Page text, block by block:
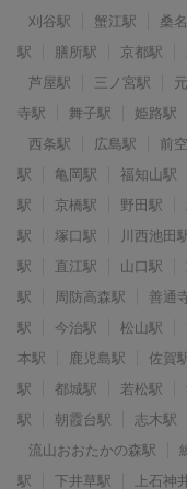
刈谷駅
蟹江駅 桑
駅
膳所駅 京都駅
芦屋駅
三ノ宮駅
寺駅
舞子駅 姫路駅
西条駅
広島駅 前
駅
亀岡駅 福知山駅
駅
京橋駅 野田駅
駅
塚口駅 川西池田
駅
直江駅 山口駅
駅
周防高森駅 善通
駅
今治駅 松山駅
本駅
鹿児島駅 佐賀
駅
都城駅 若松駅
駅
朝霞台駅 志木駅
流山おおたかの森駅
駅
下井草駅 上石神